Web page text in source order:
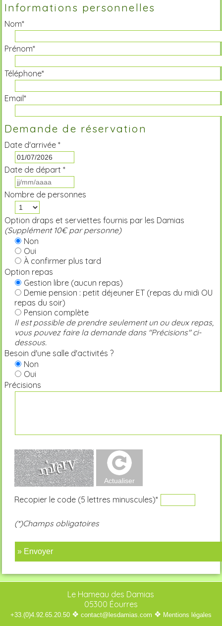
Informations personnelles
Nom*
Prénom*
Téléphone*
Email*
Demande de réservation
Date d'arrivée *
Date de départ *
Nombre de personnes
Option draps et serviettes fournis par les Damias
(Supplément 10€ par personne)
Non
Oui
À confirmer plus tard
Option repas
Gestion libre (aucun repas)
Demie pension : petit déjeuner ET (repas du midi OU
repas du soir)
Pension complète
Il est possible de prendre seulement un ou deux repas,
vous pouvez faire la demande dans "Précisions" ci-
dessous.
Besoin d'une salle d'activités ?
Non
Oui
Précisions
Recopier le code (5 lettres minuscules)*
(*)Champs obligatoires
» Envoyer
Le Hameau des Damias
05300 Éourres
+33.(0)4.92.65.20.50 ❖ contact@lesdamias.com ❖ Mentions légales